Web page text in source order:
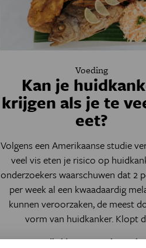
Voeding
Kan je
krijgen als je te
eet?
Volgens een Amerikaanse studie
veel vis eten je risico op
onderzoekers waarschuwen dat 2
per week al een kwaadaardig
kunnen veroorzaken, de meest
vorm van huidkanker. Klopt
DoorGezondheid en Wetenschap,